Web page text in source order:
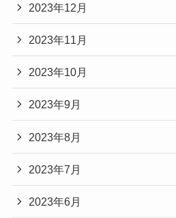
2023年12月
2023年11月
2023年10月
2023年9月
2023年8月
2023年7月
2023年6月